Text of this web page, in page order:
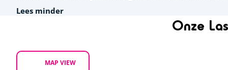
Lees minder
Onze
MAP VIEW